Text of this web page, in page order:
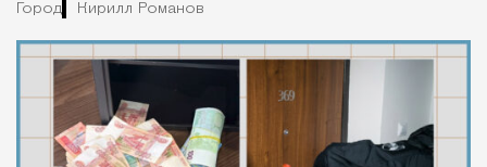
Город Кирилл Романов